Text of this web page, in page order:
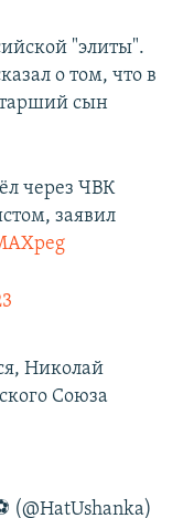
"элиты".
о том, что в
сын
через ЧВК
заявил
Николай
Союза